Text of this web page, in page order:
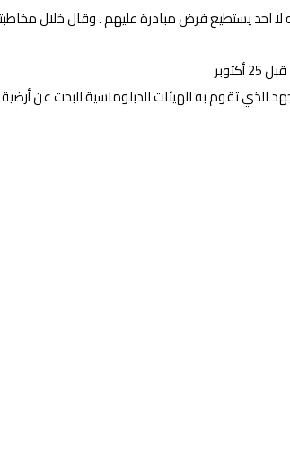
احد يستطيع فرض مبادرة عليهم . وقال خلال
الذي تقوم به الهيئات الدبلوماسية للبحث عن